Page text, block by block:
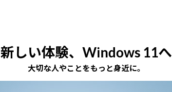
新しい体験、Windows 11へ
大切な人やことをもっと身近に。